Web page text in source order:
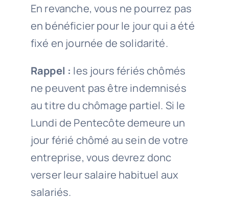
En revanche, vous ne pourrez pas
en bénéficier pour le jour qui a été
fixé en journée de solidarité.
Rappel : les jours fériés chômés
ne peuvent pas être indemnisés
au titre du chômage partiel. Si le
Lundi de Pentecôte demeure un
jour férié chômé au sein de votre
entreprise, vous devrez donc
verser leur salaire habituel aux
salariés.